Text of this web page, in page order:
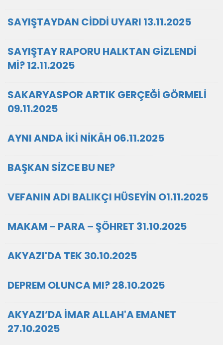
SAYIŞTAYDAN CİDDİ UYARI 13.11.2025
SAYIŞTAY RAPORU HALKTAN GİZLENDİ
Mİ? 12.11.2025
SAKARYASPOR ARTIK GERÇEĞİ GÖRMELİ
09.11.2025
AYNI ANDA İKİ NİKÂH 06.11.2025
BAŞKAN SİZCE BU NE?
VEFANIN ADI BALIKÇI HÜSEYİN O1.11.2025
MAKAM – PARA – ŞÖHRET 31.10.2025
AKYAZI'DA TEK 30.10.2025
DEPREM OLUNCA MI? 28.10.2025
AKYAZI’DA İMAR ALLAH'A EMANET
27.10.2025